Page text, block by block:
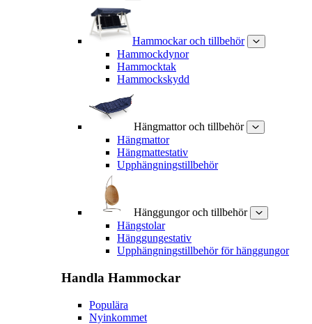
Hammockar och tillbehör
Hammockdynor
Hammocktak
Hammockskydd
Hängmattor och tillbehör
Hängmattor
Hängmattestativ
Upphängningstillbehör
Hänggungor och tillbehör
Hängstolar
Hänggungestativ
Upphängningstillbehör för hänggungor
Handla Hammockar
Populära
Nyinkommet